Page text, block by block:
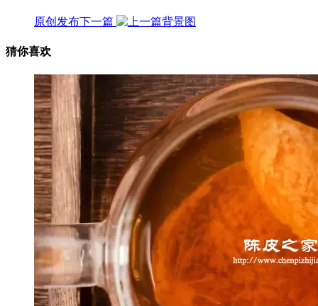
原创发布下一篇
猜你喜欢